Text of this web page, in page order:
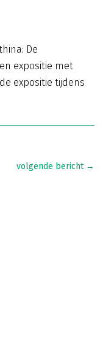
De
expositie met
expositie tijdens
volgende bericht→